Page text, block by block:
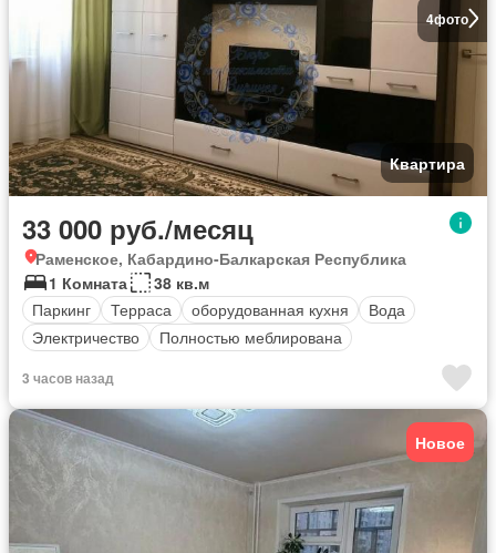
4фото
Квартира
33 000 руб./месяц
Раменское, Кабардино-Балкарская Республика
1 Комната
38 кв.м
Паркинг
Терраса оборудованная кухня
Вода
Электричество
Полностью меблирована
3 часов назад
Новое